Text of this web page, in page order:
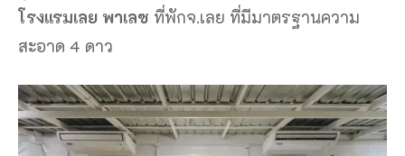
โรงแรมเลย พาเลซ ที่พักจ.เลย ที่มีมาตรฐานความ
สะอาด 4 ดาว